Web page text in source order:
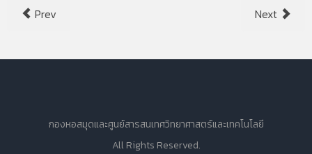
Prev Next
กองหอสมุดและศูนย์สารสนเทศวิทยาศาสตร์และเทคโนโลยี
All Rights Reserved.